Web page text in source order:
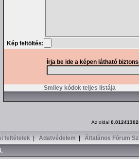
Kép feltöltés:
Írja be ide a képen látható
Smiley kódok teljes listája
Az oldal
feltételek Adatvédelem Általános Fórum